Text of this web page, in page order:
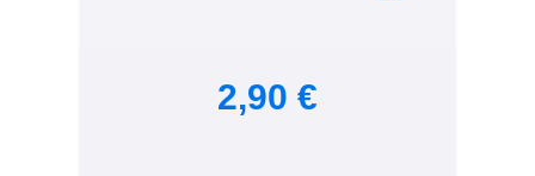
2,90 €